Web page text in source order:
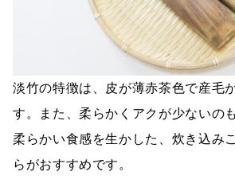
淡竹の特徴は、皮が薄赤茶色で産毛
す。また、柔らかくアクが少ないの
柔らかい食感を生かした、炊き込み
らがおすすめです。